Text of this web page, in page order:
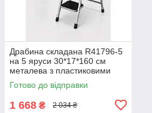
Драбина складана R41796-5
на 5 яруси 30*17*160 см
металева з пластиковими
накладками, універсальна
Готово до відправки
1 668 ₴ 2 034 ₴